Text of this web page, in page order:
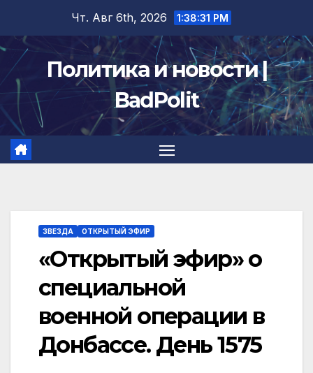
содержимому
Чт. Авг 6th, 2026 1:38:31 PM
Политика и новости |
BadPolit
ЗВЕЗДА ОТКРЫТЫЙ ЭФИР
«Открытый эфир» о
специальной
военной операции в
Донбассе. День 1575